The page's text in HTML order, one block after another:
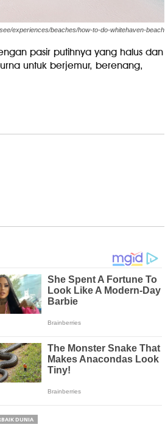
experiences/beaches/how-to-do-whitehaven-beach
pasir putihnya yang halus dan
untuk berjemur, berenang,
DUNIA